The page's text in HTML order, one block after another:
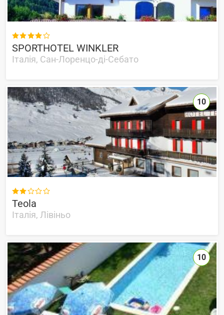

SPORTHOTEL WINKLER
Італія, Сан-Лоренцо-ді-Себато

Teola
Італія, Лівіньо
10
10